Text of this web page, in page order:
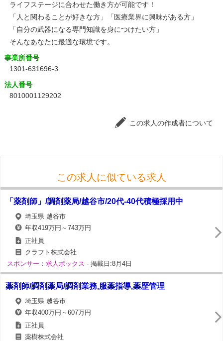
ライフステージに合わせた働き方が可能です！
「人と関わることが好きな方」「医療業界に興味がある方」
「自分の武器になる専門知識を身につけたい方」
そんなあなたに最適な環境です。
事業所番号
1301-631696-3
法人番号
8010001129202
この求人の作成者について
この求人に似ている求人
「薬剤師」/調剤薬局/越谷市/20代-40代積極採用中
埼玉県 越谷市
年収419万円～743万円
正社員
クラフト株式会社
スポンサー：求人ボックス - 掲載日:8月4日
薬剤師/調剤薬局/調剤業務,服薬指導,薬歴管理
埼玉県 越谷市
年収400万円～607万円
正社員
薬樹株式会社